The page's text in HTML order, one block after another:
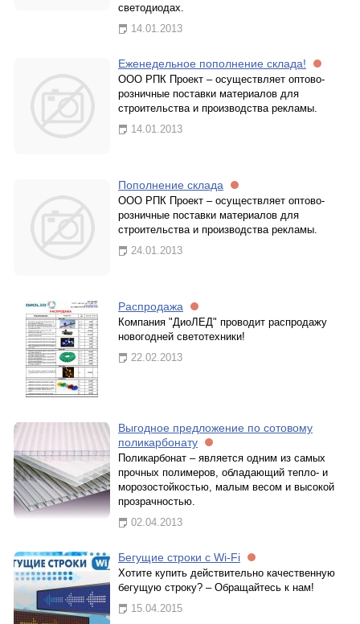
светодиодах.
14.01.2013
Еженедельное пополнение склада!
ООО РПК Проект – осуществляет оптово-
розничные поставки материалов для
строительства и производства рекламы.
14.01.2013
Пополнение склада
ООО РПК Проект – осуществляет оптово-
розничные поставки материалов для
строительства и производства рекламы.
24.01.2013
Распродажа
Компания "ДиоЛЕД" проводит распродажу
новогодней светотехники!
22.02.2013
Выгодное предложение по сотовому
поликарбонату
Поликарбонат – является одним из самых
прочных полимеров, обладающий тепло- и
морозостойкостью, малым весом и высокой
прозрачностью.
02.04.2013
Бегущие строки с Wi-Fi
Хотите купить действительно качественную
бегущую строку? – Обращайтесь к нам!
15.04.2015